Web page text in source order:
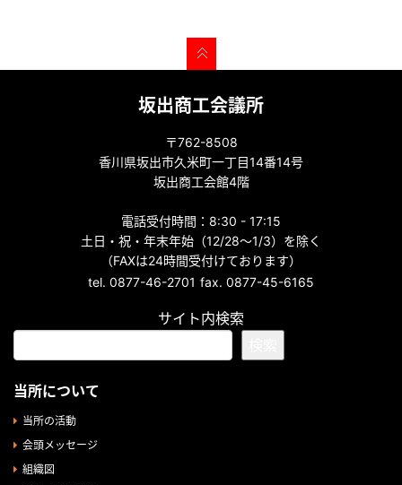
坂出商工会議所
〒762-8508
香川県坂出市久米町一丁目14番14号
坂出商工会館4階
電話受付時間：8:30 - 17:15
土日・祝・年末年始（12/28～1/3）を除く
（FAXは24時間受付けております）
tel. 0877-46-2701 fax. 0877-45-6165
サイト内検索
当所について
当所の活動
会頭メッセージ
組織図